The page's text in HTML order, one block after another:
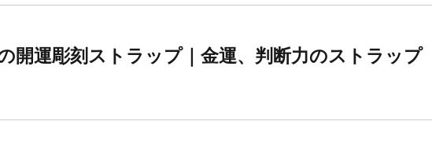
開運彫刻ストラップ｜金運、判断力のストラップ